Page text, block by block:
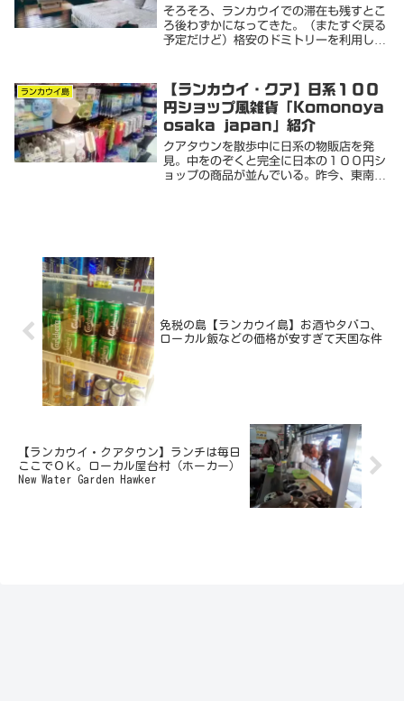
Resort」宿泊
そろそろ、ランカウイでの滞在も残すとこ
ろ後わずかになってきた。（またすぐ戻る
予定だけど）格安のドミトリーを利用し
で、最後はランカウイ島の山奥にあるマレ
ーシアの伝統的様...
ランカウイ島
【ランカウイ・クア】日系１００
円ショップ風雑貨「Komonoya
osaka japan」紹介
クアタウンを散歩中に日系の物販店を発
見。中をのぞくと完全に日本の１００円シ
ョップの商品が並んでいる。昨今、東南ア
免税の島【ランカウイ島】お酒やタバコ、
ローカル飯などの価格が安すぎて天国な件
【ランカウイ・クアタウン】ランチは毎日
ここでＯＫ。ローカル屋台村（ホーカー）
New Water Garden Hawker